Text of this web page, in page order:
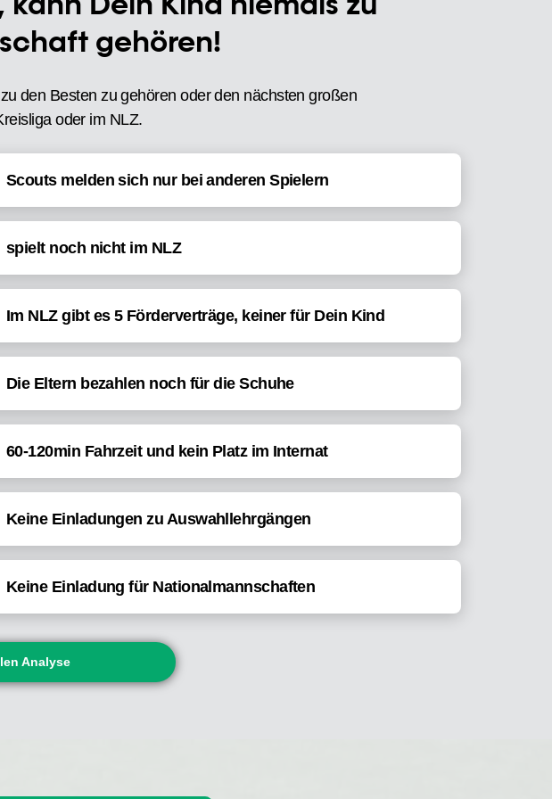
gehören!
den Besten zu gehören oder den nächsten großen
oder im NLZ.
Scouts melden sich nur bei anderen Spielern
spielt noch nicht im NLZ
Im NLZ gibt es 5 Förderverträge, keiner für Dein Kind
Die Eltern bezahlen noch für die Schuhe
60-120min Fahrzeit und kein Platz im Internat
Keine Einladungen zu Auswahllehrgängen
Keine Einladung für Nationalmannschaften
Analyse